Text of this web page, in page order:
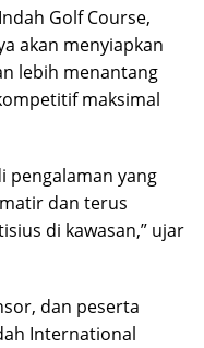
Golf Course,
akan menyiapkan
lebih menantang
maksimal
pengalaman yang
dan terus
di kawasan,” ujar
dan peserta
International